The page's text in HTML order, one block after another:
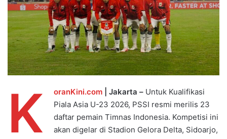
K oranKini.com | Jakarta – Untuk Kualifikasi
Piala Asia U-23 2026, PSSI resmi merilis 23
daftar pemain Timnas Indonesia. Kompetisi ini
akan digelar di Stadion Gelora Delta, Sidoarjo,